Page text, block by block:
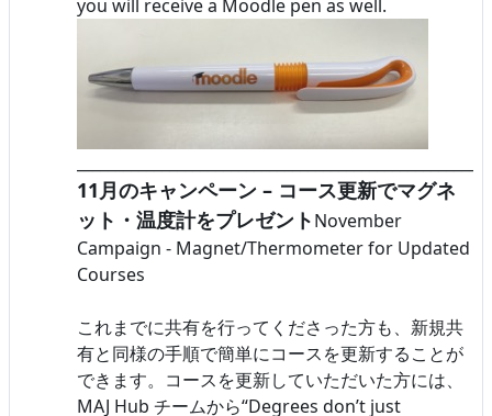
you will receive a Moodle pen as well.
11月のキャンペーン – コース更新でマグネ
ット・温度計をプレゼントNovember
Campaign - Magnet/Thermometer for Updated
Courses
これまでに共有を行ってくださった方も、新規共
有と同様の手順で簡単にコースを更新することが
できます。コースを更新していただいた方には、
MAJ Hub チームから“Degrees don’t just